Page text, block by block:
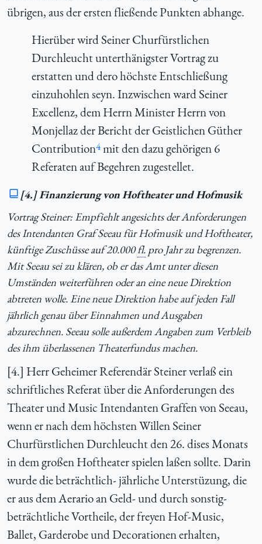
übrigen, aus der ersten fließende Punkten abhange.
Hierüber wird Seiner Churfürstlichen
Durchleucht unterthänigster Vortrag zu
erstatten und dero höchste Entschließung
einzuhohlen seyn. Inzwischen ward Seiner
Excellenz, dem Herrn Minister Herrn von
Monjellaz der Bericht der Geistlichen Güther
Contribution4mit den dazu gehörigen 6
Referaten auf Begehren zugestellet.
[4.] Finanzierung von Hoftheater und Hofmusik
Vortrag Steiner: Empfiehlt angesichts der Anforderungen
des Intendanten Graf Seeau für Hofmusik und Hoftheater,
künftige Zuschüsse auf 20.000fl. pro Jahr zu begrenzen.
Mit Seeau sei zu klären, ob er das Amt unter diesen
Umständen weiterführen oder an eine neue Direktion
abtreten wolle. Eine neue Direktion habe auf jeden Fall
jährlich genau über Einnahmen und Ausgaben
abzurechnen. Seeau solle außerdem Angaben zum Verbleib
des ihm überlassenen Theaterfundus machen.
[4.] Herr Geheimer Referendär Steiner verlaß ein
schriftliches Referat über die Anforderungen des
Theater und Music Intendanten Graffen von Seeau,
wenn er nach dem höchsten Willen Seiner
Churfürstlichen Durchleucht den 26. dises Monats
in dem großen Hoftheater spielen laßen sollte. Darin
wurde die beträchtlich- jährliche Unterstüzung, die
er aus dem Aerario an Geld- und durch sonstig-
beträchtliche Vortheile, der freyen Hof-Music,
Ballet, Garderobe und Decorationen erhalten,